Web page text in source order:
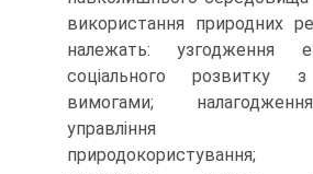
використання природних
належать: узгодження
соціального розвитку з
вимогами;
управління
природокористування;